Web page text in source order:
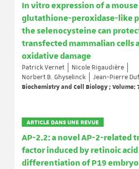
In vitro expression of a
glutathione-peroxidase-like
the selenocysteine can
transfected mammalian cells
oxidative damage
Patrick Vernet
Nicole Rigaudière
Norbert B. Ghyselinck
Jean-Pierre
Biochemistry and Cell Biology ; Volume:
ARTICLE DANS UNE REVUE
AP-2.2: a novel AP-2-related
factor induced by retinoic
differentiation of P19